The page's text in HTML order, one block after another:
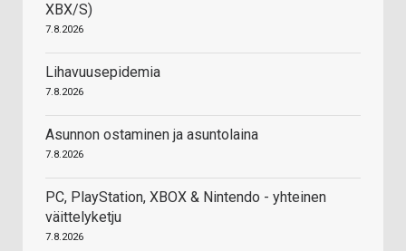
XBX/S)
7.8.2026
Lihavuusepidemia
7.8.2026
Asunnon ostaminen ja asuntolaina
7.8.2026
PC, PlayStation, XBOX & Nintendo - yhteinen
väittelyketju
7.8.2026